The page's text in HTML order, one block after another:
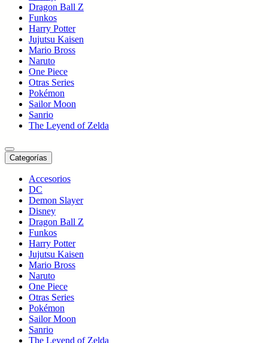
Dragon Ball Z
Funkos
Harry Potter
Jujutsu Kaisen
Mario Bross
Naruto
One Piece
Otras Series
Pokémon
Sailor Moon
Sanrio
The Leyend of Zelda
Categorías
Accesorios
DC
Demon Slayer
Disney
Dragon Ball Z
Funkos
Harry Potter
Jujutsu Kaisen
Mario Bross
Naruto
One Piece
Otras Series
Pokémon
Sailor Moon
Sanrio
The Leyend of Zelda